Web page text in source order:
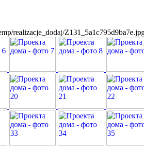
realizacje_dodaj/